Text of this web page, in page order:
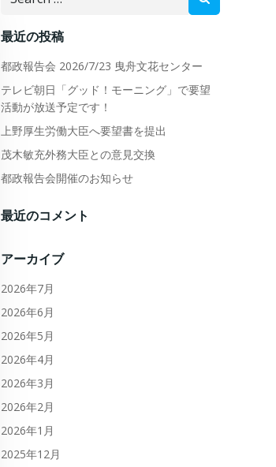
最近の投稿
都政報告会 2026/7/23 曳舟文花センター
テレビ朝日「グッド！モーニング」で要望
活動が放送予定です！
上野厚生労働大臣へ要望書を提出
茂木敏充外務大臣との意見交換
都政報告会開催のお知らせ
最近のコメント
アーカイブ
2026年7月
2026年6月
2026年5月
2026年4月
2026年3月
2026年2月
2026年1月
2025年12月